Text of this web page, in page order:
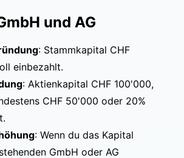
und AG
: Stammkapital CHF
einbezahlt.
: Aktienkapital CHF 100'000,
CHF 50'000 oder 20%
: Wenn du das Kapital
GmbH oder AG